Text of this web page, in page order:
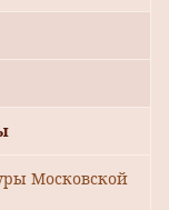
Московской